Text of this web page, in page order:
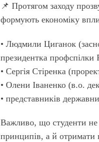
📌 Протягом заходу
формують економіку
• Людмили Циганок
президентка профспілки
• Сергія Стіренка
• Олени Іваненко (в.о.
• представників
Важливо, що студенти не
принципів, а й отримати